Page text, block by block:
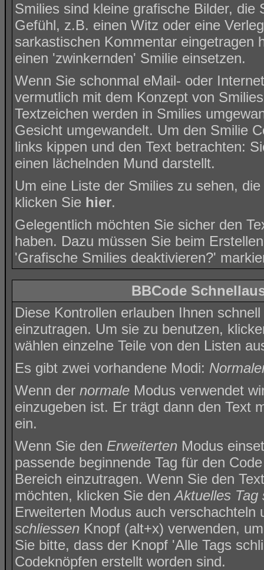
Smilies sind kleine grafische Bilder,
Gefühl, z.B. einen Witz oder eine
sarkastischen Kommentar eingetragen
einen 'zwinkernden' Smilie einsetzen.
Wenn Sie schonmal eMail- oder
vermutlich mit dem Konzept von
Textzeichen werden in Smilies
Gesicht umgewandelt. Um den Smilie
links kippen und den Text betrachten:
einen lächelnden Mund darstellt.
Um eine Liste der Smilies zu sehen,
klicken Sie hier.
Gelegentlich möchten Sie sicher den
haben. Dazu müssen Sie beim
'Grafische Smilies deaktivieren?'
BBCode
Diese Kontrollen erlauben Ihnen
einzutragen. Um sie zu benutzen,
wählen einzelne Teile von den Listen
Es gibt zwei vorhandene Modi:
Wenn der normale Modus verwendet
einzugeben ist. Er trägt dann den Text
ein.
Wenn Sie den Erweiterten Modus
passende beginnende Tag für den
Bereich einzutragen. Wenn Sie den
möchten, klicken Sie denAktuelles Tag
Erweiterten Modus auch
schliessen Knopf (alt+x) verwenden,
Sie bitte, dass der Knopf 'Alle Tags
Codeknöpfen erstellt worden sind.